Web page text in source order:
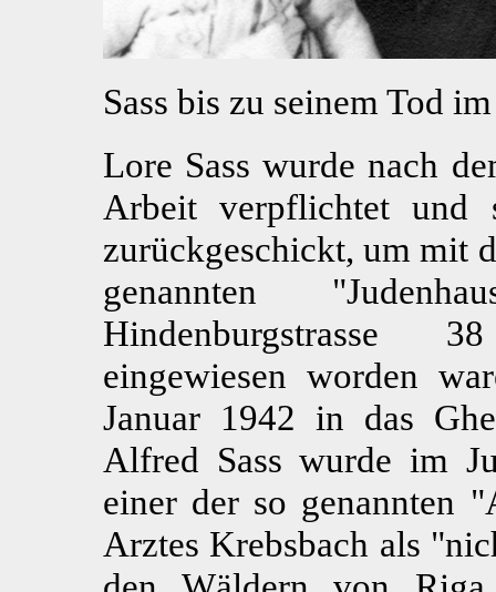
Sass bis zu seinem Tod
Lore Sass wurde nach
Arbeit verpflichtet und
zurückgeschickt, um mit
genannten
Hindenburgstrasse
eingewiesen worden
Januar 1942 in das
Alfred Sass wurde im
einer der so genannten
Arztes Krebsbach als